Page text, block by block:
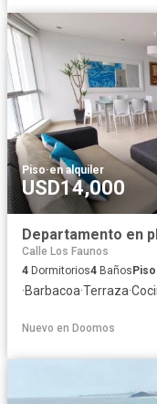
Piso·en alquiler
USD14,000
Calle Los Faunos
4 Dormitorios4 Baños Piso
·Barbacoa·Terraza·
Nuevo en Doomos